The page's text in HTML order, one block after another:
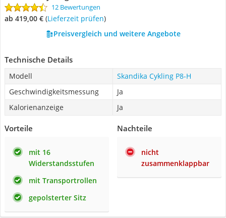
12 Bewertungen
ab 419,00 € (Lieferzeit prüfen)
Preisvergleich und weitere Angebote
Technische Details
Modell
Skandika Cykling P8-H
Geschwindigkeitsmessung
Ja
Kalorienanzeige
Ja
Vorteile
mit 16
Widerstandsstufen
mit Transportrollen
gepolsterter Sitz
Nachteile
nicht
zusammenklappbar